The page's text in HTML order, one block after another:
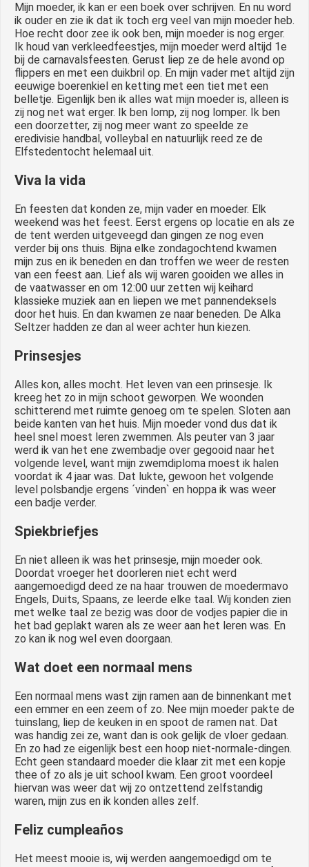
Mijn moeder, ik kan er een boek over schrijven. En nu word
ik ouder en zie ik dat ik toch erg veel van mijn moeder heb.
Hoe recht door zee ik ook ben, mijn moeder is nog erger.
Ik houd van verkleedfeestjes, mijn moeder werd altijd 1e
bij de carnavalsfeesten. Gerust liep ze de hele avond op
flippers en met een duikbril op. En mijn vader met altijd zijn
eeuwige boerenkiel en ketting met een tiet met een
belletje. Eigenlijk ben ik alles wat mijn moeder is, alleen is
zij nog net wat erger. Ik ben lomp, zij nog lomper. Ik ben
een doorzetter, zij nog meer want zo speelde ze
eredivisie handbal, volleybal en natuurlijk reed ze de
Elfstedentocht helemaal uit.
Viva la vida
En feesten dat konden ze, mijn vader en moeder. Elk
weekend was het feest. Eerst ergens op locatie en als ze
de tent werden uitgeveegd dan gingen ze nog even
verder bij ons thuis. Bijna elke zondagochtend kwamen
mijn zus en ik beneden en dan troffen we weer de resten
van een feest aan. Lief als wij waren gooiden we alles in
de vaatwasser en om 12:00 uur zetten wij keihard
klassieke muziek aan en liepen we met pannendeksels
door het huis. En dan kwamen ze naar beneden. De Alka
Seltzer hadden ze dan al weer achter hun kiezen.
Prinsesjes
Alles kon, alles mocht. Het leven van een prinsesje. Ik
kreeg het zo in mijn schoot geworpen. We woonden
schitterend met ruimte genoeg om te spelen. Sloten aan
beide kanten van het huis. Mijn moeder vond dus dat ik
heel snel moest leren zwemmen. Als peuter van 3 jaar
werd ik van het ene zwembadje over gegooid naar het
volgende level, want mijn zwemdiploma moest ik halen
voordat ik 4 jaar was. Dat lukte, gewoon het volgende
level polsbandje ergens ´vinden` en hoppa ik was weer
een badje verder.
Spiekbriefjes
En niet alleen ik was het prinsesje, mijn moeder ook.
Doordat vroeger het doorleren niet echt werd
aangemoedigd deed ze na haar trouwen de moedermavo
Engels, Duits, Spaans, ze leerde elke taal. Wij konden zien
met welke taal ze bezig was door de vodjes papier die in
het bad geplakt waren als ze weer aan het leren was. En
zo kan ik nog wel even doorgaan.
Wat doet een normaal mens
Een normaal mens wast zijn ramen aan de binnenkant met
een emmer en een zeem of zo. Nee mijn moeder pakte de
tuinslang, liep de keuken in en spoot de ramen nat. Dat
was handig zei ze, want dan is ook gelijk de vloer gedaan.
En zo had ze eigenlijk best een hoop niet-normale-dingen.
Echt geen standaard moeder die klaar zit met een kopje
thee of zo als je uit school kwam. Een groot voordeel
hiervan was weer dat wij zo ontzettend zelfstandig
waren, mijn zus en ik konden alles zelf.
Feliz cumpleaños
Het meest mooie is, wij werden aangemoedigd om te